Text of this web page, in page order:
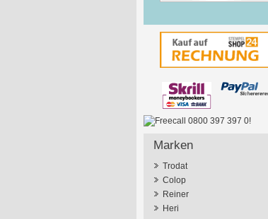
Marken
Trodat
Colop
Reiner
Heri